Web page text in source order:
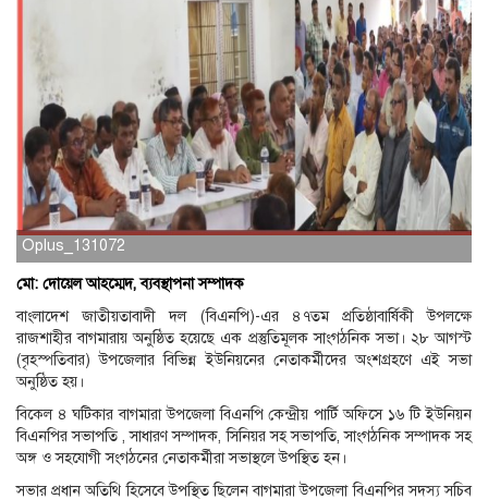
Oplus_131072
মো: দোয়েল আহম্মেদ, ব্যবস্থাপনা সম্পাদক
বাংলাদেশ জাতীয়তাবাদী দল (বিএনপি)-এর ৪৭তম প্রতিষ্ঠাবার্ষিকী উপলক্ষে
রাজশাহীর বাগমারায় অনুষ্ঠিত হয়েছে এক প্রস্তুতিমূলক সাংগঠনিক সভা। ২৮ আগস্ট
(বৃহস্পতিবার) উপজেলার বিভিন্ন ইউনিয়নের নেতাকর্মীদের অংশগ্রহণে এই সভা
অনুষ্ঠিত হয়।
বিকেল ৪ ঘটিকার বাগমারা উপজেলা বিএনপি কেন্দ্রীয় পার্টি অফিসে ১৬ টি ইউনিয়ন
বিএনপির সভাপতি , সাধারণ সম্পাদক, সিনিয়র সহ সভাপতি, সাংগঠনিক সম্পাদক সহ
অঙ্গ ও সহযোগী সংগঠনের নেতাকর্মীরা সভাস্থলে উপস্থিত হন।
সভার প্রধান অতিথি হিসেবে উপস্থিত ছিলেন বাগমারা উপজেলা বিএনপির সদস্য সচিব